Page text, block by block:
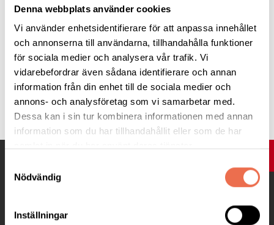
Denna webbplats använder cookies
Vi använder enhetsidentifierare för att anpassa innehållet
och annonserna till användarna, tillhandahålla funktioner
för sociala medier och analysera vår trafik. Vi
vidarebefordrar även sådana identifierare och annan
information från din enhet till de sociala medier och
annons- och analysföretag som vi samarbetar med.
Dessa kan i sin tur kombinera informationen med annan
information som du har tillhandahållit eller som de har
Nödvändig
Inställningar
universitet och Skånes universitetssjukhus.
Läs mer: www.forskning.se
Tipsa